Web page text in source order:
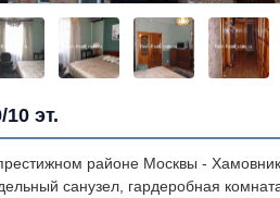
эт.
районе Москвы -
санузел, гардеробная